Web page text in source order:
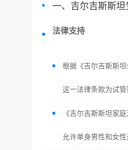
一、吉尔吉斯斯坦
法律支持
根据《吉尔吉斯斯
这一法律条款为试
《吉尔吉斯斯坦家
允许单身男性和女